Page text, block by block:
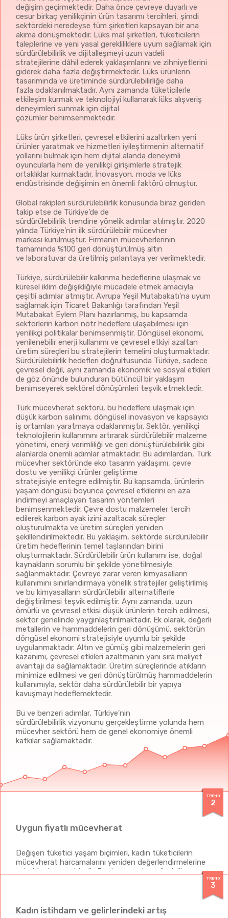
büyüdükçe katma değerin arttığı da
gözlemlenmektedir.
Mücevherat sektörü, yüksek katma değerli bir
sektör olarak, tasarımın ve markanın öneminin en
belirgin olduğu alanlardan biridir. Özgün tasarımlar,
müşterilere hem duygusal hem de estetik bir bağ
sunarak ürünleri rakipsiz kılar. Bu durum, özellikle
kişiye özel tasarımlar ve yüksek kaliteli işçilik için
geçerlidir. Yine diğer sektörlerde olduğu gibi de
mücevherat sektöründe de ölçek ekonomileri,
büyük firmaların maliyet avantajları, verimlilik
artışı, daha büyük pazarlama bütçeleri
göre belirgin bir rekabet üstünlüğü sağlamasına
olanak tanır. Bununla birlikte, büyük ölçekli firmalar,
Ar-Ge ve tasarım yatırımlarını artırarak yenilikçi ve
modüler tasarımlar sunabilir.
Türkiye, mücevherat sektöründe rekabet gücünü
konum elde etmek adına önemli stratejiler
geliştirmektedir. Bu bağlamda, tasarım ve marka
odaklı bir yaklaşım benimsemek kritik bir öneme
sahiptir. Türkiye'nin "Turquality" programı, marka
potansiyeli olan firmalara global bir marka olma
yolunda finansal kaynak sağlayarak, yerli
markaların uluslararası pazarlarda rekabet
edebilirliğini artırmayı hedeflemektedir. Ayrıca,
KOSGEB destekleri, girişimcilerin yenilikçi
tasarımlar geliştirmeleri ve sektördeki ölçeklerini
büyütmeleri için çeşitli finansal teşvikler sunarak,
mücevherat sektöründeki küçük ve orta ölçekli
işletmelerin büyümesine olanak tanımaktadır.
Tasarım desteği ile markaların daha özgün ve
kaliteli ürünler üretmeleri sağlanırken, ölçek
ekonomilerinden faydalanarak daha verimli üretim
süreçlerine geçilmesi mümkün olmaktadır.
Türkiye'nin mücevherat sektöründe rekabetçi
kalabilmesi ve global arenada daha fazla yer
büyüktür.
Türkiye Cumhuriyeti Ticaret Bakanlığının ilgili
konular dâhil olmak üzere ihracat desteklerine
ulaşmak için tıklayınız.
Türkiye Cumhuriyeti Sanayi ve Teknoloji
Bakanlığının “Ar-Ge ve Tasarım Merkezleri’ teşviki
ile ilgili bilgi almak içintıklayınız.
Türkiye Cumhuriyeti Sanayi ve Teknoloji
Bakanlığının “Yatırım Teşvik Sistemleri” ile ilgili bilgi
almak içintıklayınız.
Sosyal Güvenlik Kurumunun (SGK) güncel istihdam
teşviklerine ulaşmak içintıklayınız.
KOSGEB (KOBİ) teşvik ve desteklerine ulaşmak
içintıklayınız.
değişim geçirmektedir. Daha önce çevreye duyarlı ve
cesur birkaç yenilikçinin ürün tasarımı tercihleri, şimdi
sektördeki neredeyse tüm şirketleri kapsayan bir ana
akıma dönüşmektedir. Lüks mal şirketleri, tüketicilerin
taleplerine ve yeni yasal gerekliliklere uyum sağlamak için
sürdürülebilirlik ve dijitalleşmeyi uzun vadeli
stratejilerine dâhil ederek yaklaşımlarını ve zihniyetlerini
giderek daha fazla değiştirmektedir. Lüks ürünlerin
tasarımında ve üretiminde sürdürülebilirliğe daha
fazla odaklanılmaktadır. Aynı zamanda tüketicilerle
etkileşim kurmak ve teknolojiyi kullanarak lüks alışveriş
deneyimleri sunmak için dijital
çözümler benimsenmektedir.
Lüks ürün şirketleri, çevresel etkilerini azaltırken yeni
ürünler yaratmak ve hizmetleri iyileştirmenin alternatif
yollarını bulmak için hem dijital alanda deneyimli
oyuncularla hem de yenilikçi girişimlerle stratejik
ortaklıklar kurmaktadır. İnovasyon, moda ve lüks
endüstrisinde değişimin en önemli faktörü olmuştur.
Global rakipleri sürdürülebilirlik konusunda biraz geriden
takip etse de Türkiye’de de
sürdürülebilirlik trendine yönelik adımlar atılmıştır. 2020
yılında Türkiye’nin ilk sürdürülebilir mücevher
markası kurulmuştur. Firmanın mücevherlerinin
tamamında %100 geri dönüştürülmüş altın
ve laboratuvar da üretilmiş pırlantaya yer verilmektedir.
Türkiye, sürdürülebilir kalkınma hedeflerine ulaşmak ve
küresel iklim değişikliğiyle mücadele etmek amacıyla
çeşitli adımlar atmıştır. Avrupa Yeşil Mutabakatı'na uyum
sağlamak için Ticaret Bakanlığı tarafından Yeşil
Mutabakat Eylem Planı hazırlanmış, bu kapsamda
sektörlerin karbon nötr hedeflere ulaşabilmesi için
yenilikçi politikalar benimsenmiştir. Döngüsel ekonomi,
yenilenebilir enerji kullanımı ve çevresel etkiyi azaltan
üretim süreçleri bu stratejilerin temelini oluşturmaktadır.
Sürdürülebilirlik hedefleri doğrultusunda Türkiye, sadece
çevresel değil, aynı zamanda ekonomik ve sosyal etkileri
de göz önünde bulunduran bütüncül bir yaklaşım
benimseyerek sektörel dönüşümleri teşvik etmektedir.
Türk mücevherat sektörü, bu hedeflere ulaşmak için
düşük karbon salınımı, döngüsel inovasyon ve kapsayıcı
iş ortamları yaratmaya odaklanmıştır. Sektör, yenilikçi
teknolojilerin kullanımını artırarak sürdürülebilir malzeme
yönetimi, enerji verimliliği ve geri dönüştürülebilirlik gibi
alanlarda önemli adımlar atmaktadır. Bu adımlardan, Türk
mücevher sektöründe eko tasarım yaklaşımı, çevre
dostu ve yenilikçi ürünler geliştirme
stratejisiyle entegre edilmiştir. Bu kapsamda, ürünlerin
yaşam döngüsü boyunca çevresel etkilerini en aza
indirmeyi amaçlayan tasarım yöntemleri
benimsenmektedir. Çevre dostu malzemeler tercih
edilerek karbon ayak izini azaltacak süreçler
oluşturulmakta ve üretim süreçleri yeniden
şekillendirilmektedir. Bu yaklaşım, sektörde sürdürülebilir
üretim hedeflerinin temel taşlarından birini
oluşturmaktadır. Sürdürülebilir ürün kullanımı ise, doğal
kaynakların sorumlu bir şekilde yönetilmesiyle
sağlanmaktadır. Çevreye zarar veren kimyasalların
kullanımını sınırlandırmaya yönelik stratejiler geliştirilmiş
ve bu kimyasalların sürdürülebilir alternatiflerle
değiştirilmesi teşvik edilmiştir. Aynı zamanda, uzun
ömürlü ve çevresel etkisi düşük ürünlerin tercih edilmesi,
sektör genelinde yaygınlaştırılmaktadır. Ek olarak, değerli
metallerin ve hammaddelerin geri dönüşümü, sektörün
döngüsel ekonomi stratejisiyle uyumlu bir şekilde
uygulanmaktadır. Altın ve gümüş gibi malzemelerin geri
kazanımı, çevresel etkileri azaltmanın yanı sıra maliyet
avantajı da sağlamaktadır. Üretim süreçlerinde atıkların
minimize edilmesi ve geri dönüştürülmüş hammaddelerin
kullanımıyla, sektör daha sürdürülebilir bir yapıya
kavuşmayı hedeflemektedir.
Bu ve benzeri adımlar, Türkiye'nin
sürdürülebilirlik vizyonunu gerçekleştirme yolunda hem
mücevher sektörü hem de genel ekonomiye önemli
katkılar sağlamaktadır.
TREND
2
Uygun fiyatlı mücevherat
Değişen tüketici yaşam biçimleri, kadın tüketicilerin
mücevherat harcamalarını yeniden değerlendirmelerine
sebebiyet vermektedir. Bu durum, artan gündelik
hem de taklit takılarında ortalama birim fiyatı baskısı
TREND
3
Kadın istihdam ve gelirlerindeki artış